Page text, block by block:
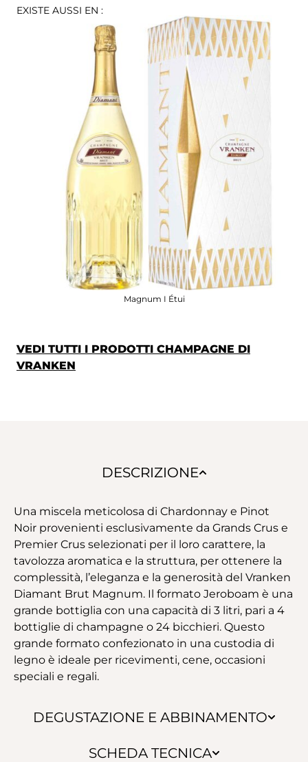
EXISTE AUSSI EN :
Magnum I Étui
VEDI TUTTI I PRODOTTI CHAMPAGNE DI
VRANKEN
DESCRIZIONE
DEGUSTAZIONE E ABBINAMENTO
SCHEDA TECNICA
Una miscela meticolosa di Chardonnay e Pinot
Noir provenienti esclusivamente da Grands Crus e
Premier Crus selezionati per il loro carattere, la
tavolozza aromatica e la struttura, per ottenere la
complessità, l’eleganza e la generosità del Vranken
Diamant Brut Magnum. Il formato Jeroboam è una
grande bottiglia con una capacità di 3 litri, pari a 4
bottiglie di champagne o 24 bicchieri. Questo
grande formato confezionato in una custodia di
legno è ideale per ricevimenti, cene, occasioni
speciali e regali.